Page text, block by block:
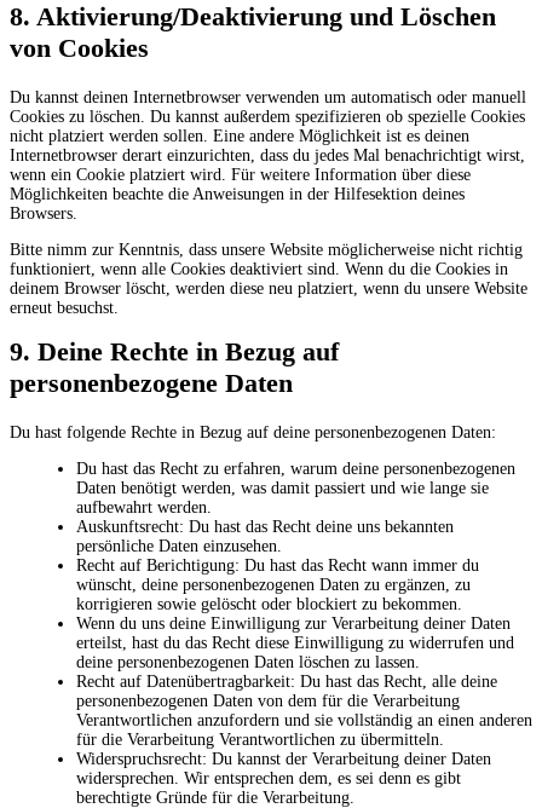
8. Aktivierung/Deaktivierung und Löschen
von Cookies
Du kannst deinen Internetbrowser verwenden um automatisch oder manuell
Cookies zu löschen. Du kannst außerdem spezifizieren ob spezielle Cookies
nicht platziert werden sollen. Eine andere Möglichkeit ist es deinen
Internetbrowser derart einzurichten, dass du jedes Mal benachrichtigt wirst,
wenn ein Cookie platziert wird. Für weitere Information über diese
Möglichkeiten beachte die Anweisungen in der Hilfesektion deines
Browsers.
Bitte nimm zur Kenntnis, dass unsere Website möglicherweise nicht richtig
funktioniert, wenn alle Cookies deaktiviert sind. Wenn du die Cookies in
deinem Browser löscht, werden diese neu platziert, wenn du unsere Website
erneut besuchst.
9. Deine Rechte in Bezug auf
personenbezogene Daten
Du hast folgende Rechte in Bezug auf deine personenbezogenen Daten:
Du hast das Recht zu erfahren, warum deine personenbezogenen
Daten benötigt werden, was damit passiert und wie lange sie
aufbewahrt werden.
Auskunftsrecht: Du hast das Recht deine uns bekannten
persönliche Daten einzusehen.
Recht auf Berichtigung: Du hast das Recht wann immer du
wünscht, deine personenbezogenen Daten zu ergänzen, zu
korrigieren sowie gelöscht oder blockiert zu bekommen.
Wenn du uns deine Einwilligung zur Verarbeitung deiner Daten
erteilst, hast du das Recht diese Einwilligung zu widerrufen und
deine personenbezogenen Daten löschen zu lassen.
Recht auf Datenübertragbarkeit: Du hast das Recht, alle deine
personenbezogenen Daten von dem für die Verarbeitung
Verantwortlichen anzufordern und sie vollständig an einen anderen
für die Verarbeitung Verantwortlichen zu übermitteln.
Widerspruchsrecht: Du kannst der Verarbeitung deiner Daten
widersprechen. Wir entsprechen dem, es sei denn es gibt
berechtigte Gründe für die Verarbeitung.